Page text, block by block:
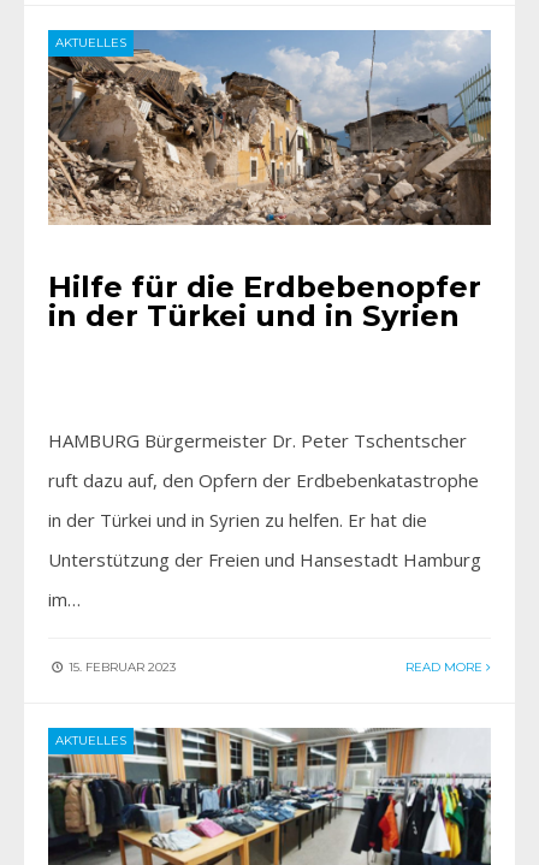
AKTUELLES
Hilfe für die Erdbebenopfer
in der Türkei und in Syrien
HAMBURG Bürgermeister Dr. Peter Tschentscher
ruft dazu auf, den Opfern der Erdbebenkatastrophe
in der Türkei und in Syrien zu helfen. Er hat die
Unterstützung der Freien und Hansestadt Hamburg
im…
15. FEBRUAR 2023 READ MORE
AKTUELLES